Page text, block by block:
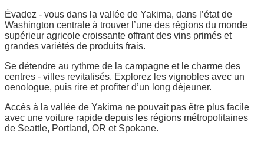
Évadez - vous dans la vallée de Yakima, dans l’état de
Washington centrale à trouver l’une des régions du monde
supérieur agricole croissante offrant des vins primés et
grandes variétés de produits frais.
Se détendre au rythme de la campagne et le charme des
centres - villes revitalisés. Explorez les vignobles avec un
oenologue, puis rire et profiter d’un long déjeuner.
Accès à la vallée de Yakima ne pouvait pas être plus facile
avec une voiture rapide depuis les régions métropolitaines
de Seattle, Portland, OR et Spokane.